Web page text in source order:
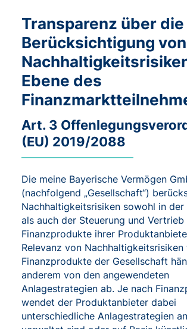
Transparenz über die
Berücksichtigung von
Ebene des
Art. 3
(EU) 2019/2088
Die meine Bayerische Vermögen
(nachfolgend „Gesellschaft“)
Nachhaltigkeitsrisiken sowohl in der
als auch der Steuerung und Vertrieb
Finanzprodukte ihrer
Relevanz von
Finanzprodukte der Gesellschaft
anderem von den angewendeten
Anlagestrategien ab. Je nach
wendet der Produktanbieter dabei
unterschiedliche Anlagestrategien